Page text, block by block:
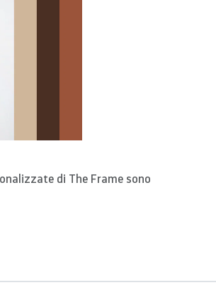
di The Frame sono